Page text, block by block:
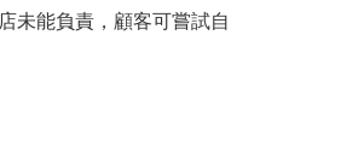
未能負責，顧客可嘗試自